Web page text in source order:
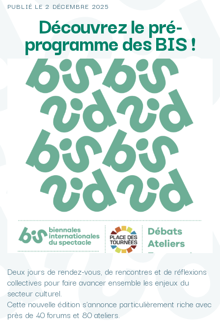
PUBLIÉ LE 2 DÉCEMBRE 2025
Découvrez le pré-
programme des BIS !
Deux jours de rendez-vous, de rencontres et de réflexions
collectives pour faire avancer ensemble les enjeux du
secteur culturel.
Cette nouvelle édition s’annonce particulièrement riche avec
près de 40 forums et 80 ateliers.